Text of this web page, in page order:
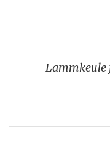
Lammkeule